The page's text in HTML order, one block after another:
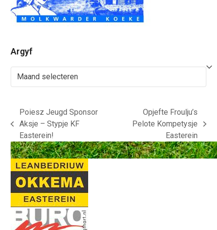
Argyf
Argyf
previous
post:
Poiesz Jeugd Sponsor
Aksje – Stypje KF
Easterein!
next
post:
Opjefte Froulju’s
Pelote Kompetysje
Easterein